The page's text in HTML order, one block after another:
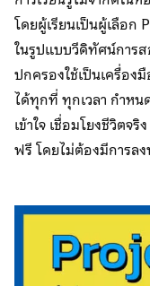
โดยผู้เรียนเป็นผู้เลือก
ในรูปแบบวีดิทัศน์การส
ปกครองใช้เป็นเครื่อง
ได้ทุกที่ ทุกเวลา กำหน
เข้าใจ เชื่อมโยงชีวิตจ
ฟรี โดยไม่ต้องมีการล